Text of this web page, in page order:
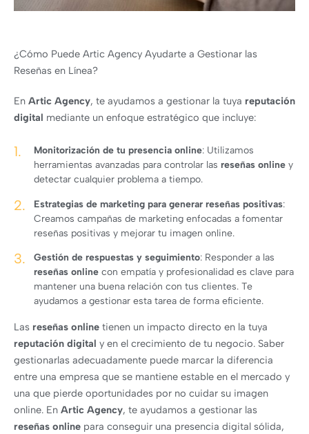
¿Cómo Puede Artic Agency Ayudarte a Gestionar las
Reseñas en Línea?
En Artic Agency, te ayudamos a gestionar la tuya reputación
digital mediante un enfoque estratégico que incluye:
Monitorización de tu presencia online: Utilizamos
herramientas avanzadas para controlar lasreseñas online y
detectar cualquier problema a tiempo.
Estrategias de marketing para generar reseñas positivas:
Creamos campañas de marketing enfocadas a fomentar
reseñas positivas y mejorar tu imagen online.
Gestión de respuestas y seguimiento: Responder a las
reseñas online con empatía y profesionalidad es clave para
mantener una buena relación con tus clientes. Te
ayudamos a gestionar esta tarea de forma eficiente.
Las reseñas online tienen un impacto directo en la tuya
reputación digital y en el crecimiento de tu negocio. Saber
gestionarlas adecuadamente puede marcar la diferencia
entre una empresa que se mantiene estable en el mercado y
una que pierde oportunidades por no cuidar su imagen
online. En Artic Agency, te ayudamos a gestionar las
reseñas online para conseguir una presencia digital sólida,